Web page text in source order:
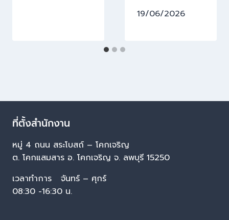
19/06/2026
ที่ตั้งสำนักงาน
หมู่ 4 ถนน สระโบสถ์ – โคกเจริญ
ต. โคกแสมสาร อ. โคกเจริญ จ. ลพบุรี 15250
เวลาทำการ จันทร์ – ศุกร์
08:30 -16:30 น.